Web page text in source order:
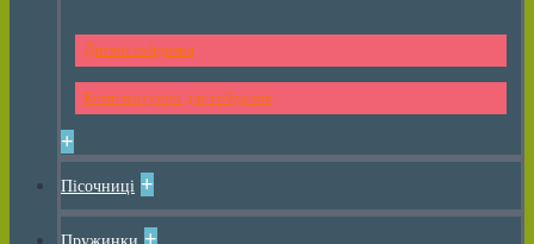
Дитячі гойдалки
Комплектуючі для гойдалок
+
Пісочниці +
+